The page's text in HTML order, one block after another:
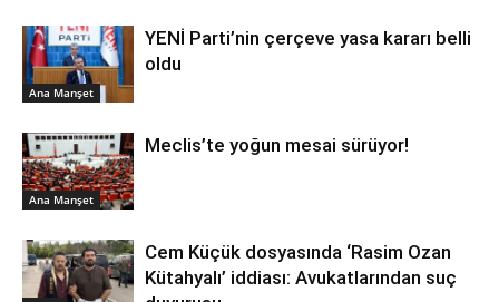
Ana Manşet
YENİ Parti’nin çerçeve yasa kararı belli
oldu
Ana Manşet
Meclis’te yoğun mesai sürüyor!
Cem Küçük dosyasında ‘Rasim Ozan
Kütahyalı’ iddiası: Avukatlarından suç